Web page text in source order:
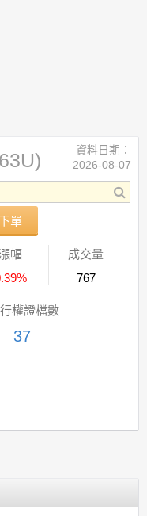
單
資料日期：
2026-08-07
幅
成交量
767
權證檔數
37